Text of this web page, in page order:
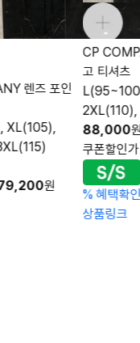
렌즈 포인
XL(105),
원
CP
고 티셔츠
88,000
쿠폰할인
% 혜택확
상품링크